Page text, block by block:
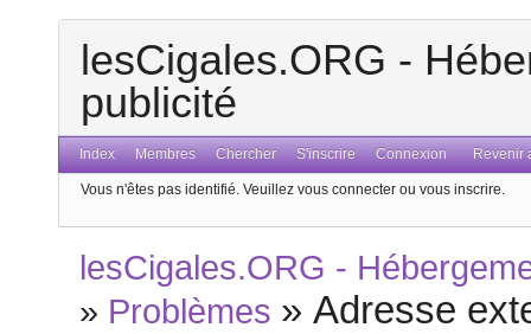
lesCigales.ORG -
publicité
Index Membres Chercher S'inscrire Connexion Revenir
Vous n'êtes pas identifié. Veuillez vous connecter ou vous inscrire.
lesCigales.ORG -
» Problèmes »Adresse